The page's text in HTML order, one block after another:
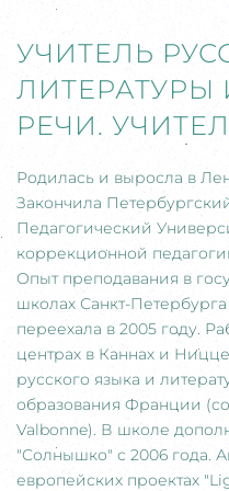
УЧИТЕЛЬ
ЛИТЕРАТУРЫ
РЕЧИ.
Родилась и выросла в
Закончила
Педагогический
коррекционной
Опыт преподавания в
школах Санкт-
переехала в 2005 году.
центрах в Каннах и
русского языка и
образования Франции
Valbonne). В школе
"Солнышко" с 2006 года.
европейских проектах